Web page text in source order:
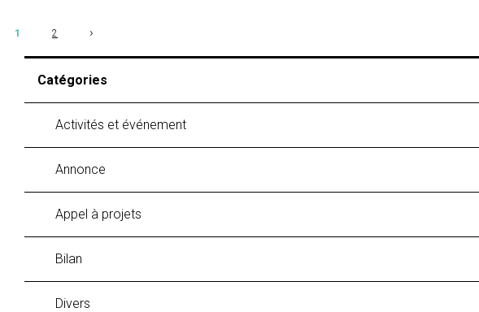
bal
1 2 ›
Catégories
Activités et événement
Annonce
Appel à projets
Bilan
Divers